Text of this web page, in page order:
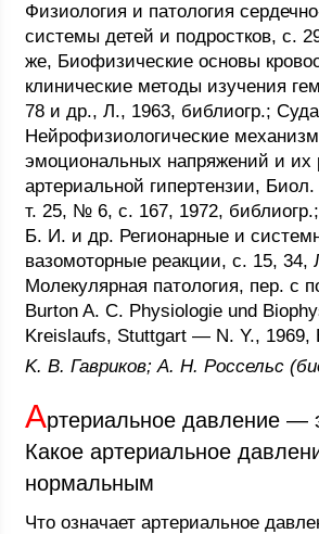
Физиология и патология
системы детей и подростков, с.
же, Биофизические основы
клинические методы изучения
78 и др., Л., 1963, библиогр.;
Нейрофизиологические
эмоциональных напряжений и их
артериальной гипертензии,
т. 25, № 6, с. 167, 1972,
Б. И. и др. Регионарные и
вазомоторные реакции, с. 15, 34,
Молекулярная патология, пер. с
Burton A. C. Physiologie und
Kreislaufs, Stuttgart — N. Y., 1969,
K. В. Гавриков; A. H. Россельс
Артериальное давление —
Какое артериальное
нормальным
Что означает артериальное